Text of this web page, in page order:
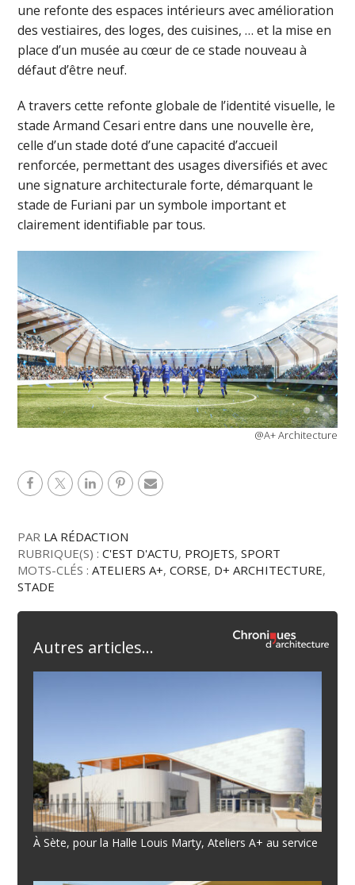
une refonte des espaces intérieurs avec amélioration
des vestiaires, des loges, des cuisines, … et la mise en
place d’un musée au cœur de ce stade nouveau à
défaut d’être neuf.
A travers cette refonte globale de l’identité visuelle, le
stade Armand Cesari entre dans une nouvelle ère,
celle d’un stade doté d’une capacité d’accueil
renforcée, permettant des usages diversifiés et avec
une signature architecturale forte, démarquant le
stade de Furiani par un symbole important et
clairement identifiable par tous.
@A+ Architecture
PAR LA RÉDACTION
RUBRIQUE(S) :C'EST D'ACTU, PROJETS,SPORT
MOTS-CLÉS :ATELIERS A+,CORSE, D+ ARCHITECTURE,
STADE
Autres articles...
À Sète, pour la Halle Louis Marty, Ateliers A+ au service